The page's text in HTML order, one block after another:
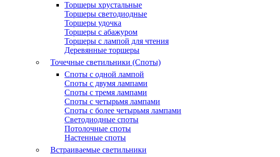
Торшеры хрустальные
Торшеры светодиодные
Торшеры удочка
Торшеры с абажуром
Торшеры с лампой для чтения
Деревянные торшеры
Точечные светильники (Споты)
Споты с одной лампой
Споты с двумя лампами
Споты с тремя лампами
Споты с четырьмя лампами
Споты с более четырьмя лампами
Светодиодные споты
Потолочные споты
Настенные споты
Встраиваемые светильники